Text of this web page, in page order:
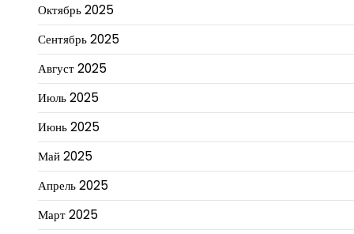
Октябрь 2025
Сентябрь 2025
Август 2025
Июль 2025
Июнь 2025
Май 2025
Апрель 2025
Март 2025